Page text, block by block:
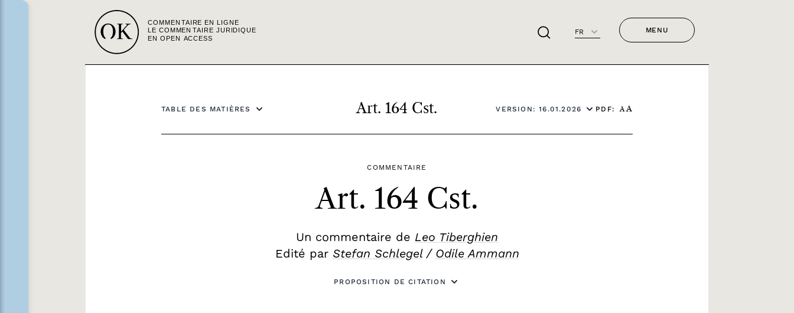
FR MENU
TABLE DES MATIÈRES Art. 164 Cst. VERSION: 16.01.2026 PDF: A A
COMMENTAIRE
Art. 164 Cst.
Un commentaire de Leo Tiberghien
Edité par Stefan Schlegel/ Odile Ammann
PROPOSITION DE CITATION